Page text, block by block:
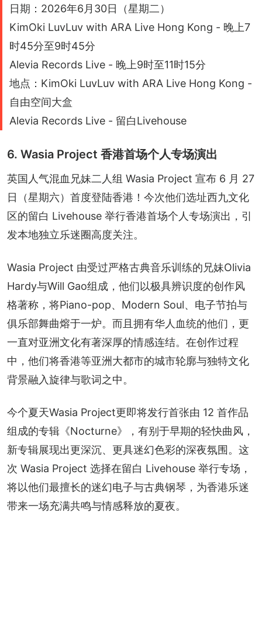
日期：2026年6月30日（星期二）
KimOki LuvLuv with ARA Live Hong Kong - 晚上7
时45分至9时45分
Alevia Records Live - 晚上9时至11时15分
地点：KimOki LuvLuv with ARA Live Hong Kong -
自由空间大盒
Alevia Records Live - 留白Livehouse
6. Wasia Project 香港首场个人专场演出
英国人气混血兄妹二人组 Wasia Project 宣布 6 月 27
日（星期六）首度登陆香港！今次他们选址西九文化
区的留白 Livehouse 举行香港首场个人专场演出，引
发本地独立乐迷圈高度关注。
Wasia Project 由受过严格古典音乐训练的兄妹Olivia
Hardy与Will Gao组成，他们以极具辨识度的创作风
格著称，将Piano-pop、Modern Soul、电子节拍与
俱乐部舞曲熔于一炉。而且拥有华人血统的他们，更
一直对亚洲文化有著深厚的情感连结。在创作过程
中，他们将香港等亚洲大都市的城市轮廓与独特文化
背景融入旋律与歌词之中。
今个夏天Wasia Project更即将发行首张由 12 首作品
组成的专辑《Nocturne》，有别于早期的轻快曲风，
新专辑展现出更深沉、更具迷幻色彩的深夜氛围。这
次 Wasia Project 选择在留白 Livehouse 举行专场，
将以他们最擅长的迷幻电子与古典钢琴，为香港乐迷
带来一场充满共鸣与情感释放的夏夜。